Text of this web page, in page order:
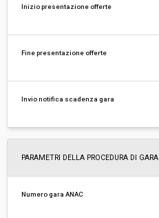
Inizio presentazione offerte
Fine presentazione offerte
Invio notifica scadenza gara
PARAMETRI DELLA PROCEDURA DI GARA
Numero gara ANAC